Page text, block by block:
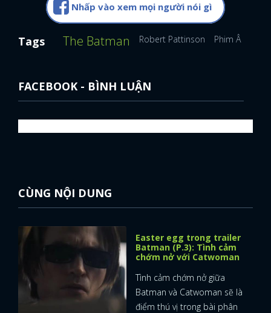
Nhấp vào xem mọi người nói gì
Tags The Batman Robert Pattinson Phim Âu Mỹ
FACEBOOK - BÌNH LUẬN
CÙNG NỘI DUNG
Easter egg trong trailer
Batman (P.3): Tình cảm
chớm nở với Catwoman
Tình cảm chớm nở giữa
Batman và Catwoman sẽ là
điểm thú vị trong bài phân